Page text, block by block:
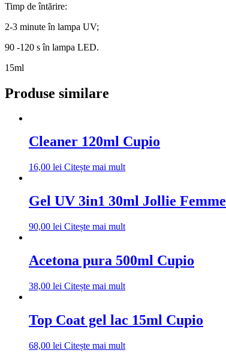
Timp de întărire:
2-3 minute în lampa UV;
90 -120 s în lampa LED.
15ml
Produse similare
Cleaner 120ml Cupio
16,00 lei Citește mai mult
Gel UV 3in1 30ml Jollie Femme
90,00 lei Citește mai mult
Acetona pura 500ml Cupio
38,00 lei Citește mai mult
Top Coat gel lac 15ml Cupio
68,00 lei Citește mai mult